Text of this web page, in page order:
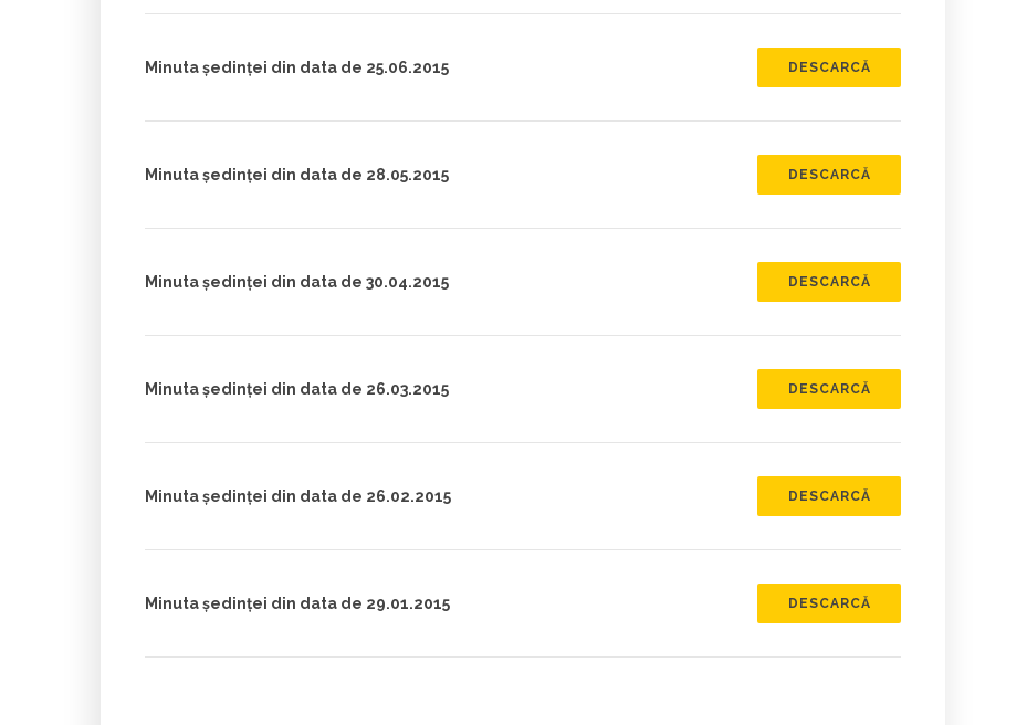
Minuta ședinței din data de 25.06.2015 DESCARCĂ
Minuta ședinței din data de 28.05.2015 DESCARCĂ
Minuta ședinței din data de 30.04.2015 DESCARCĂ
Minuta ședinței din data de 26.03.2015 DESCARCĂ
Minuta ședinței din data de 26.02.2015 DESCARCĂ
Minuta ședinței din data de 29.01.2015 DESCARCĂ